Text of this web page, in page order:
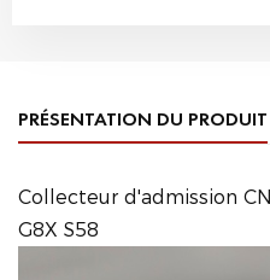
PRÉSENTATION DU PRODUIT
Collecteur d'admission
G8X S58